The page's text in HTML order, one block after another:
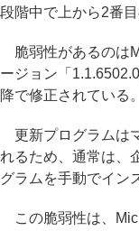
段階中で上から2番目
脆弱性があるのは
ージョン「
降で修正されている。
更新プログラムは
れるため、通常は、
グラムを手動でイン
この脆弱性は、